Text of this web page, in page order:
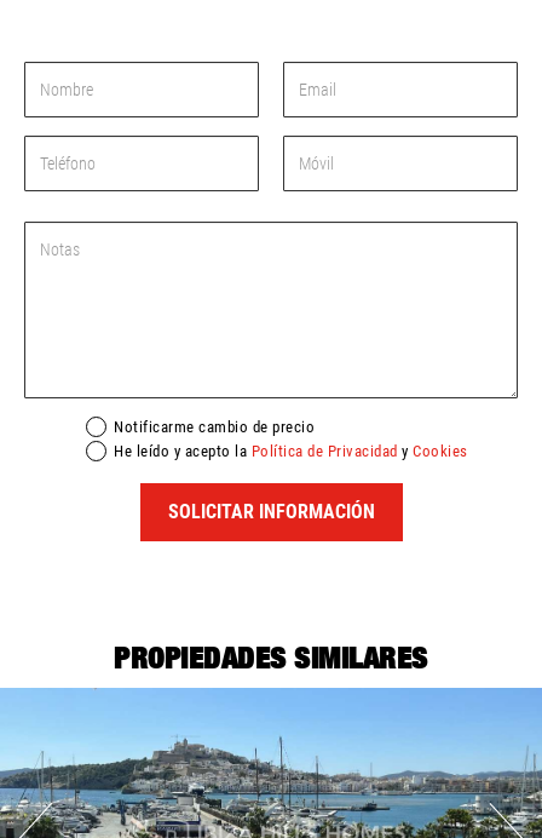
Notificarme cambio de precio
He leído y acepto la Política de Privacidad y Cookies
SOLICITAR INFORMACIÓN
PROPIEDADES SIMILARES